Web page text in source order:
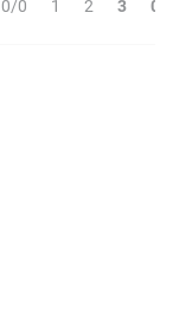
0/0 1 2 3 0